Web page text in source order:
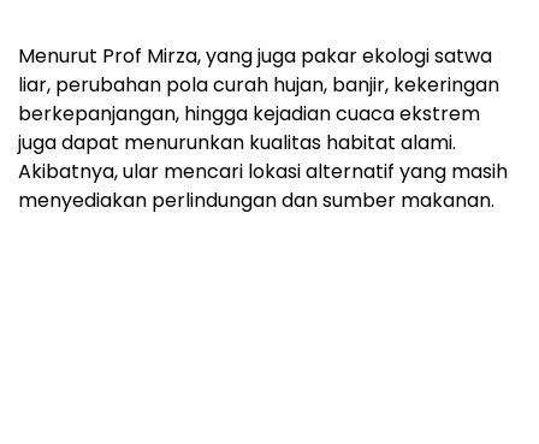
Menurut Prof Mirza, yang juga pakar ekologi satwa
liar, perubahan pola curah hujan, banjir, kekeringan
berkepanjangan, hingga kejadian cuaca ekstrem
juga dapat menurunkan kualitas habitat alami.
Akibatnya, ular mencari lokasi alternatif yang masih
menyediakan perlindungan dan sumber makanan.